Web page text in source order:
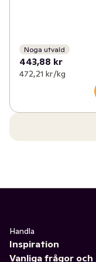
Noga utvald
443,88 kr
472,21 kr /kg
Handla
Inspiration
Vanliga frågor och